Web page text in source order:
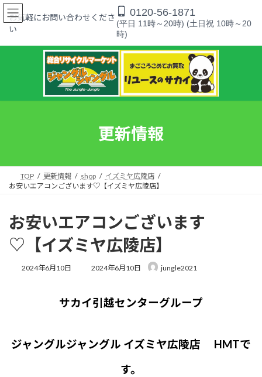
コ
ン
ッ
ナ
ビ
移
お気軽にお問い合わせくださ
い
0120-56-1871
(平日 11時～20時) (土日祝 10時～20
時)
更新情報
TOP 更新情報 shop
イズミヤ広陵店
お安いエアコンございます♡【イズミヤ広陵店】
お安いエアコンございます
♡【イズミヤ広陵店】
2024年6月10日
最
新
日
2024年6月10日 jungle2021
サカイ引越センターグループ
ジャングルジャングル イズミヤ広陵店 HMTで
す。